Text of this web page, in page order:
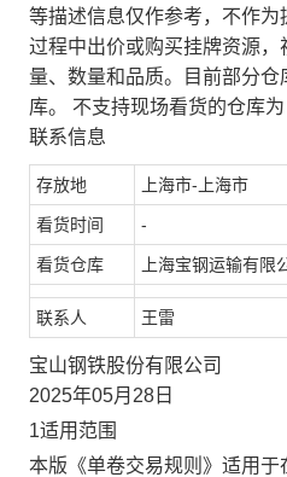
等描述信息仅作参考，不作
过程中出价或购买挂牌资源
量、数量和品质。目前部分
库。 不支持现场看货的仓库
联系信息
存放地 上海市-上海市
看货时间 -
看货仓库 上海宝钢运输有限
联系人 王雷
宝山钢铁股份有限公司
2025年05月28日
1适用范围
本版《单卷交易规则》适用